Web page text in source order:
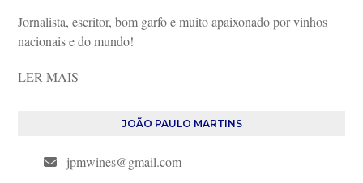
Jornalista, escritor, bom garfo e muito apaixonado por vinhos
nacionais e do mundo!
LER MAIS
JOÃO PAULO MARTINS
jpmwines@gmail.com